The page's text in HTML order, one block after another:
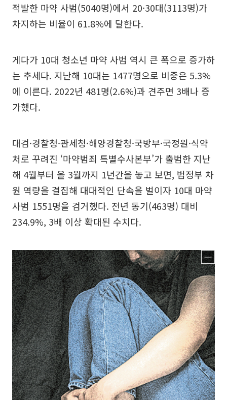
적발한 마약 사범(5040명)에서 20·30대(3113명)가
차지하는 비율이 61.8%에 달한다.
게다가 10대 청소년 마약 사범 역시 큰 폭으로 증가하
는 추세다. 지난해 10대는 1477명으로 비중은 5.3%
에 이른다. 2022년 481명(2.6%)과 견주면 3배나 증
가했다.
대검·경찰청·관세청·해양경찰청·국방부·국정원·식약
처로 꾸려진 ‘마약범죄 특별수사본부’가 출범한 지난
해 4월부터 올 3월까지 1년간을 놓고 보면, 범정부 차
원 역량을 결집해 대대적인 단속을 벌이자 10대 마약
사범 1551명을 검거했다. 전년 동기(463명) 대비
234.9%, 3배 이상 확대된 수치다.